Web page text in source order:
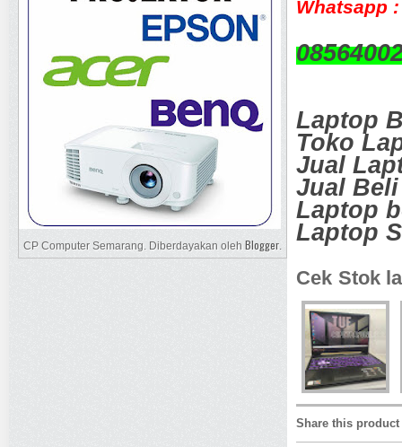
Whatsapp :
Laptop
Toko
Jual
Jual
Laptop
Laptop
Cek Stok
Share this product
CP Computer Semarang. Diberdayakan oleh Blogger.